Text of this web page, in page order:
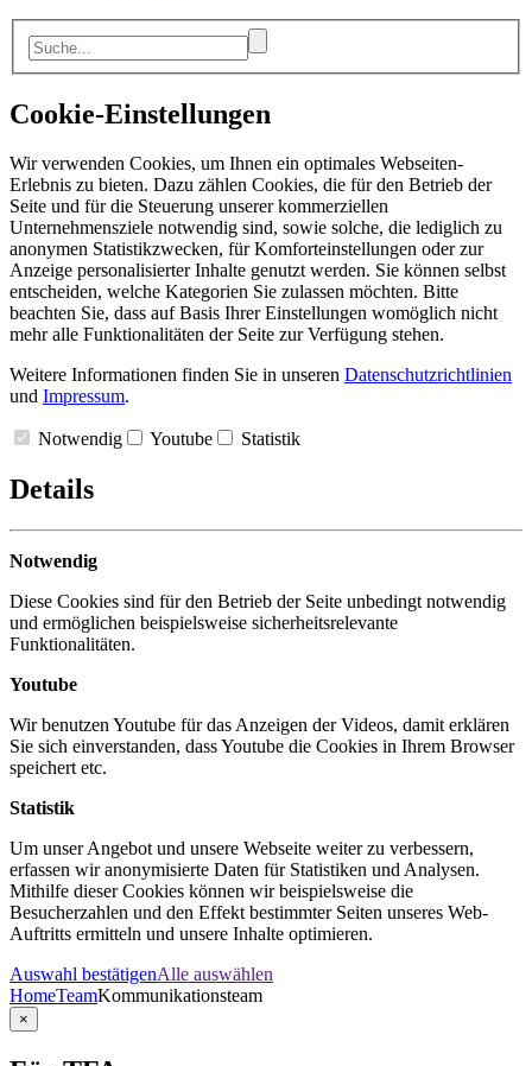
Cookie-Einstellungen
Wir verwenden Cookies, um Ihnen ein optimales Webseiten-
Erlebnis zu bieten. Dazu zählen Cookies, die für den Betrieb der
Seite und für die Steuerung unserer kommerziellen
Unternehmensziele notwendig sind, sowie solche, die lediglich zu
anonymen Statistikzwecken, für Komforteinstellungen oder zur
Anzeige personalisierter Inhalte genutzt werden. Sie können selbst
entscheiden, welche Kategorien Sie zulassen möchten. Bitte
beachten Sie, dass auf Basis Ihrer Einstellungen womöglich nicht
mehr alle Funktionalitäten der Seite zur Verfügung stehen.
Weitere Informationen finden Sie in unseren Datenschutzrichtlinien
und Impressum.
Notwendig Youtube Statistik
Details
Notwendig
Diese Cookies sind für den Betrieb der Seite unbedingt notwendig
und ermöglichen beispielsweise sicherheitsrelevante
Funktionalitäten.
Youtube
Wir benutzen Youtube für das Anzeigen der Videos, damit erklären
Sie sich einverstanden, dass Youtube die Cookies in Ihrem Browser
speichert etc.
Statistik
Um unser Angebot und unsere Webseite weiter zu verbessern,
erfassen wir anonymisierte Daten für Statistiken und Analysen.
Mithilfe dieser Cookies können wir beispielsweise die
Besucherzahlen und den Effekt bestimmter Seiten unseres Web-
Auftritts ermitteln und unsere Inhalte optimieren.
Auswahl bestätigenAlle auswählen
HomeTeamKommunikationsteam
×